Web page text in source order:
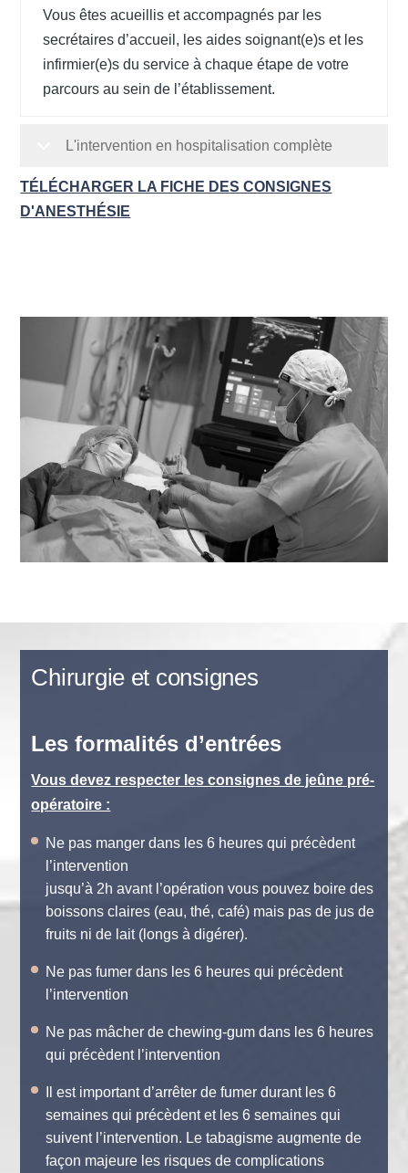
Vous êtes acueillis et accompagnés par les
secrétaires d’accueil, les aides soignant(e)s et les
infirmier(e)s du service à chaque étape de votre
parcours au sein de l’établissement.
L'intervention en hospitalisation complète
TÉLÉCHARGER LA FICHE DES CONSIGNES
D'ANESTHÉSIE
Chirurgie et consignes
Les formalités d’entrées
Vous devez respecter les consignes de jeûne pré-
opératoire :
Ne pas manger dans les 6 heures qui précèdent
l’intervention
jusqu’à 2h avant l’opération vous pouvez boire des
boissons claires (eau, thé, café) mais pas de jus de
fruits ni de lait (longs à digérer).
Ne pas fumer dans les 6 heures qui précèdent
l’intervention
Ne pas mâcher de chewing-gum dans les 6 heures
qui précèdent l’intervention
Il est important d’arrêter de fumer durant les 6
semaines qui précèdent et les 6 semaines qui
suivent l’intervention. Le tabagisme augmente de
façon majeure les risques de complications